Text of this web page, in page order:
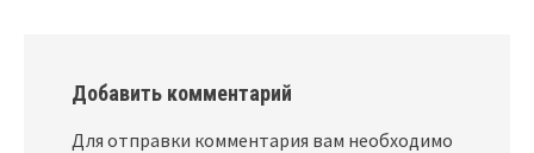
Добавить комментарий
Для отправки комментария вам необходимо